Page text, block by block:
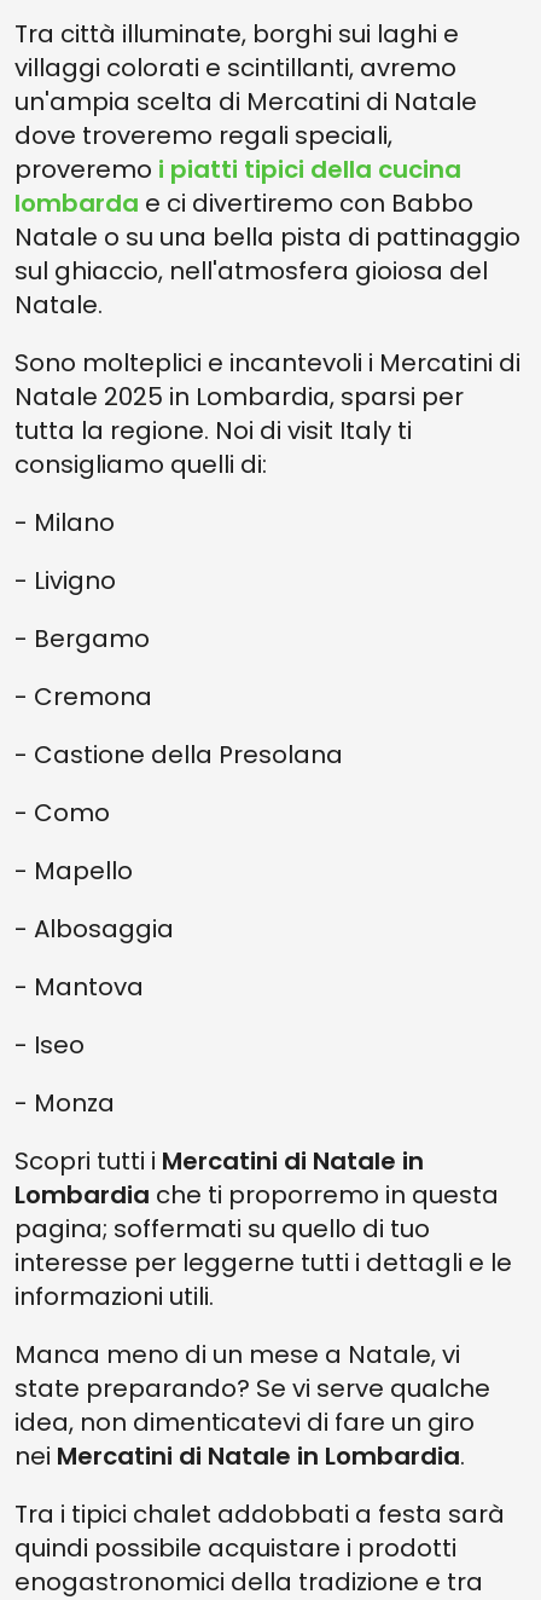
Tra città illuminate, borghi sui laghi e
villaggi colorati e scintillanti, avremo
un'ampia scelta di Mercatini di Natale
dove troveremo regali speciali,
proveremo i piatti tipici della cucina
lombarda e ci divertiremo con Babbo
Natale o su una bella pista di pattinaggio
sul ghiaccio, nell'atmosfera gioiosa del
Natale.
Sono molteplici e incantevoli i Mercatini di
Natale 2025 in Lombardia, sparsi per
tutta la regione. Noi di visit Italy ti
consigliamo quelli di:
- Milano
- Livigno
- Bergamo
- Cremona
- Castione della Presolana
- Como
- Mapello
- Albosaggia
- Mantova
- Iseo
- Monza
Scopri tutti i Mercatini di Natale in
Lombardia che ti proporremo in questa
pagina; soffermati su quello di tuo
interesse per leggerne tutti i dettagli e le
informazioni utili.
Manca meno di un mese a Natale, vi
state preparando? Se vi serve qualche
idea, non dimenticatevi di fare un giro
nei Mercatini di Natale in Lombardia.
Tra i tipici chalet addobbati a festa sarà
quindi possibile acquistare i prodotti
enogastronomici della tradizione e tra